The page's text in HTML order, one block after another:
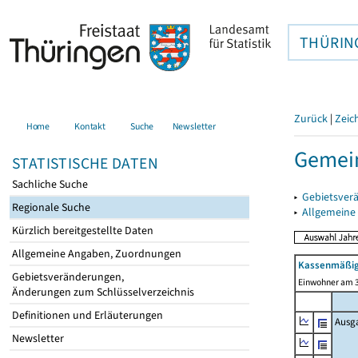
Home Kontakt Suche Newsletter
STATISTISCHE DATEN
Sachliche Suche
Regionale Suche
Kürzlich bereitgestellte Daten
Allgemeine Angaben, Zuordnungen
Gebietsveränderungen,
Änderungen zum Schlüsselverzeichnis
Definitionen und Erläuterungen
Newsletter
Zurück |
▸
▸
Einwohner am